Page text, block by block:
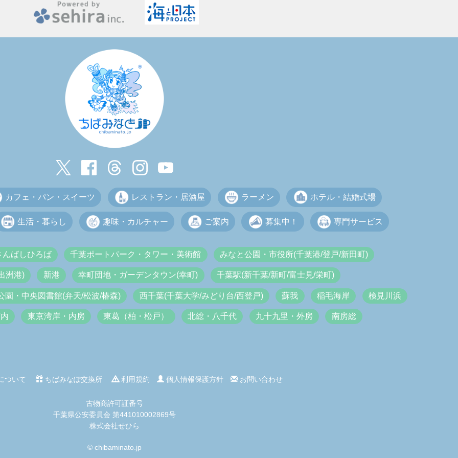
カフェ・パン・スイーツ レストラン・居酒屋 ラーメン ホテル・結婚式場
生活・暮らし 趣味・カルチャー ご案内 募集中！ 専門サービス
ばしひろば 千葉ポートパーク・タワー・美術館 みなと公園・市役所(千葉港/登戸/新田町)
洲港) 新港 幸町団地・ガーデンタウン(幸町) 千葉駅(新千葉/新町/富士見/栄町)
園・中央図書館(弁天/松波/椿森) 西千葉(千葉大学/みどり台/西登戸) 蘇我 稲毛海岸 検見川浜
東京湾岸・内房 東葛（柏・松戸） 北総・八千代 九十九里・外房 南房総
ついて ちばみなぽ交換所 利用規約 個人情報保護方針 お問い合わせ
古物商許可証番号
千葉県公安委員会 第441010002869号
株式会社せひら
© chibaminato.jp